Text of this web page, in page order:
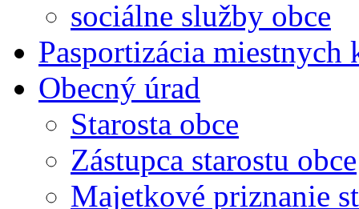
sociálne služby obce
Pasportizácia
Obecný úrad
Starosta obce
Zástupca starostu obce
Majetkové priznanie